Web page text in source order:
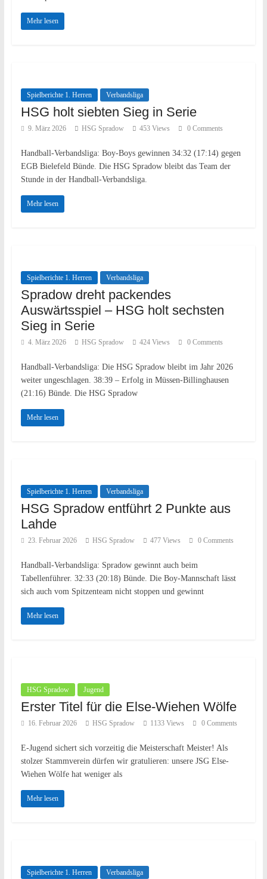
Mehr lesen
Spielberichte 1. Herren Verbandsliga
HSG holt siebten Sieg in Serie
9. März 2026 HSG Spradow 453 Views 0 Comments
Handball-Verbandsliga: Boy-Boys gewinnen 34:32 (17:14) gegen
EGB Bielefeld Bünde. Die HSG Spradow bleibt das Team der
Stunde in der Handball-Verbandsliga.
Mehr lesen
Spielberichte 1. Herren Verbandsliga
Spradow dreht packendes
Auswärtsspiel – HSG holt sechsten
Sieg in Serie
4. März 2026 HSG Spradow 424 Views 0 Comments
Handball-Verbandsliga: Die HSG Spradow bleibt im Jahr 2026
weiter ungeschlagen. 38:39 – Erfolg in Müssen-Billinghausen
(21:16) Bünde. Die HSG Spradow
Mehr lesen
Spielberichte 1. Herren Verbandsliga
HSG Spradow entführt 2 Punkte aus
Lahde
23. Februar 2026 HSG Spradow 477 Views 0 Comments
Handball-Verbandsliga: Spradow gewinnt auch beim
Tabellenführer. 32:33 (20:18) Bünde. Die Boy-Mannschaft lässt
sich auch vom Spitzenteam nicht stoppen und gewinnt
Mehr lesen
HSG Spradow Jugend
Erster Titel für die Else-Wiehen Wölfe
16. Februar 2026 HSG Spradow 1133 Views 0 Comments
E-Jugend sichert sich vorzeitig die Meisterschaft Meister! Als
stolzer Stammverein dürfen wir gratulieren: unsere JSG Else-
Wiehen Wölfe hat weniger als
Mehr lesen
Spielberichte 1. Herren Verbandsliga